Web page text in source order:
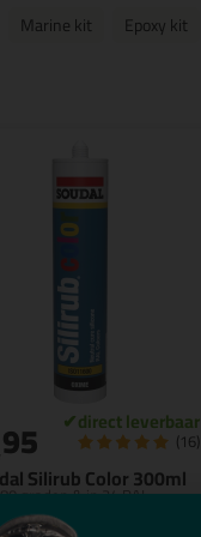
Marine kit Epoxy kit
Silirub Color 300ml
graden & in 34 RAL
95 (16)